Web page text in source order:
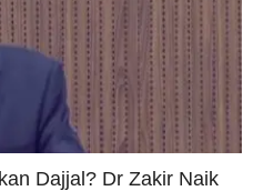
Dajjal? Dr Zakir Naik